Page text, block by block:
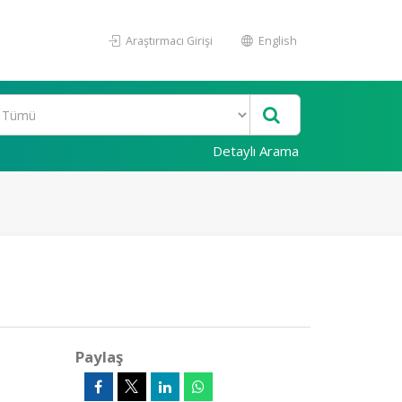
Araştırmacı Girişi English
Detaylı Arama
Paylaş